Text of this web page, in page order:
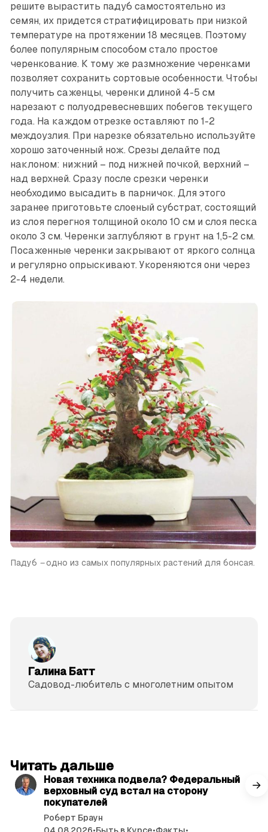
решите вырастить падуб самостоятельно из
семян, их придется стратифицировать при низкой
температуре на протяжении 18 месяцев. Поэтому
более популярным способом стало простое
черенкование. К тому же размножение черенками
позволяет сохранить сортовые особенности. Чтобы
получить саженцы, черенки длиной 4-5 см
нарезают с полуодревесневших побегов текущего
года. На каждом отрезке оставляют по 1-2
междоузлия. При нарезке обязательно используйте
хорошо заточенный нож. Срезы делайте под
наклоном: нижний – под нижней почкой, верхний –
над верхней. Сразу после срезки черенки
необходимо высадить в парничок. Для этого
заранее приготовьте слоеный субстрат, состоящий
из слоя перегноя толщиной около 10 см и слоя песка
около 3 см. Черенки заглубляют в грунт на 1,5-2 см.
Посаженные черенки закрывают от яркого солнца
и регулярно опрыскивают. Укореняются они через
2-4 недели.
Падуб – одно из самых популярных растений для бонсая.
Галина Батт
Садовод-любитель с многолетним опытом
Читать дальше
Новая техника подвела? Федеральный
верховный суд встал на сторону
покупателей
Роберт Браун
04.08.2026•Быть в Курсе•Факты•